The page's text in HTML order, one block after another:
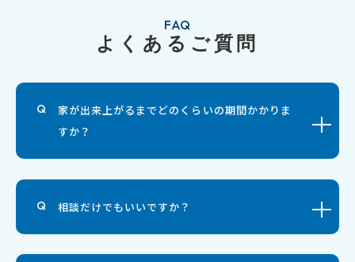
FAQ
よくあるご質問
家が出来上がるまでどのくらいの期間かかりま
すか？
相談だけでもいいですか？